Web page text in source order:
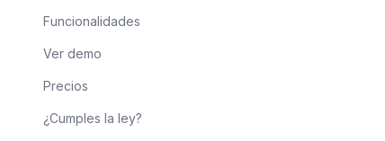
Funcionalidades
Ver demo
Precios
¿Cumples la ley?